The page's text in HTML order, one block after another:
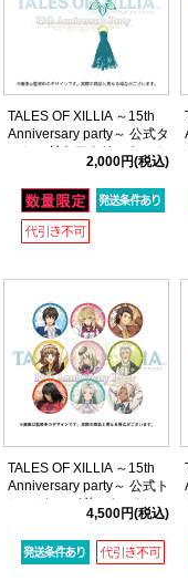
TALES OF XILLIA ～15th
Anniversary party～ 公式タ
ッセル付きアクリルキーホ
2,000円(税込)
TALES OF XILLIA ～15th
Anniversary party～ 公式ト
レーディング缶バッジセッ
4,500円(税込)